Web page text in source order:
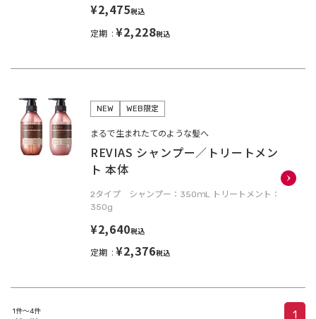
¥2,475税込
定期 ¥2,228税込
NEW WEB限定
まるで生まれたてのような髪へ
REVIAS シャンプー／トリートメン
ト 本体
2タイプ シャンプー：350ｍL トリートメント：
350g
¥2,640税込
定期 ¥2,376税込
1件～4件
1